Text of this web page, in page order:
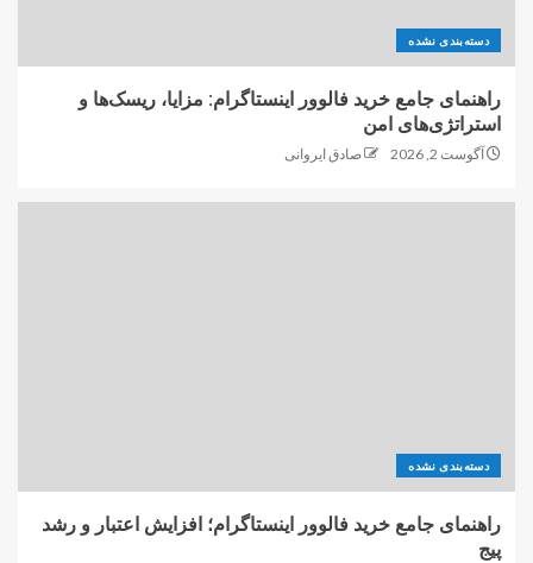
دسته‌بندی نشده
راهنمای جامع خرید فالوور اینستاگرام: مزایا، ریسک‌ها و
استراتژی‌های امن
آگوست 2, 2026 صادق ایروانی
دسته‌بندی نشده
راهنمای جامع خرید فالوور اینستاگرام؛ افزایش اعتبار و رشد
پیج